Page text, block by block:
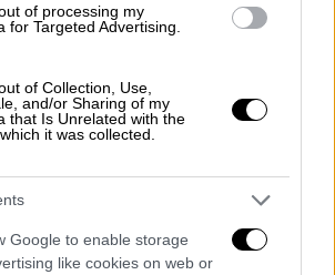
of processing my
for Targeted Advertising.
of Collection, Use,
and/or Sharing of my
that Is Unrelated with the
it was collected.
Google to enable storage
like cookies on web or
21:46
σημαίνει το υψηλό
που καταγράφει η
ποσοστό 3,5 θανάτων
κορονοϊού, αλλά είναι
ποσοστό θανάτων και